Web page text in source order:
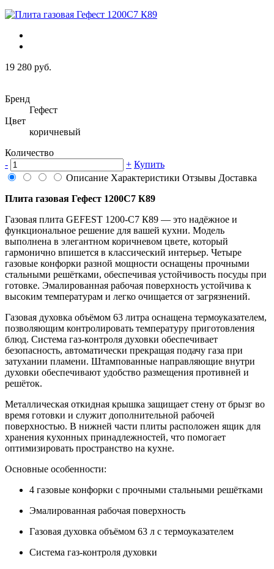
19 280 руб.
Бренд
Гефест
Цвет
коричневый
Количество
-
+ Купить
Описание Характеристики Отзывы Доставка
Плита газовая Гефест 1200С7 К89
Газовая плита GEFEST 1200-С7 К89 — это надёжное и
функциональное решение для вашей кухни. Модель
выполнена в элегантном коричневом цвете, который
гармонично впишется в классический интерьер. Четыре
газовые конфорки разной мощности оснащены прочными
стальными решётками, обеспечивая устойчивость посуды при
готовке. Эмалированная рабочая поверхность устойчива к
высоким температурам и легко очищается от загрязнений.
Газовая духовка объёмом 63 литра оснащена термоуказателем,
позволяющим контролировать температуру приготовления
блюд. Система газ-контроля духовки обеспечивает
безопасность, автоматически прекращая подачу газа при
затухании пламени. Штампованные направляющие внутри
духовки обеспечивают удобство размещения противней и
решёток.
Металлическая откидная крышка защищает стену от брызг во
время готовки и служит дополнительной рабочей
поверхностью. В нижней части плиты расположен ящик для
хранения кухонных принадлежностей, что помогает
оптимизировать пространство на кухне.
Основные особенности:
4 газовые конфорки с прочными стальными решётками
Эмалированная рабочая поверхность
Газовая духовка объёмом 63 л с термоуказателем
Система газ-контроля духовки